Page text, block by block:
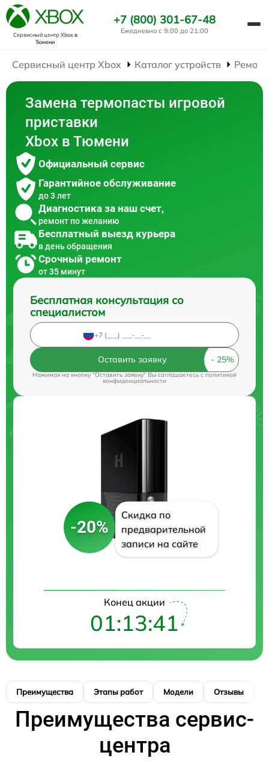
Сервисный центр Xboxв
Тюмени
+7 (800) 301-67-48
Ежедневно с 9:00 до 21:00
Сервисный центр Xbox Каталог устройств
Замена термопасты игровой
приставки
Xbox в Тюмени
Официальный сервис
Гарантийное обслуживание
до 3 лет
Диагностика за наш счет,
ремонт по желанию
Бесплатный выезд курьера
в день обращения
Срочный ремонт
от 35 минут
Бесплатная консультация со
специалистом
Оставить заявку
Нажимая на кнопку "Оставить заявку" Вы соглашаетесь c политикой
конфиденциальности
-20%
Скидка по
предварительной
записи на сайте
Конец акции
01:13:41
Преимущества Этапы работ Модели Отзывы
Преимущества сервис-
центра